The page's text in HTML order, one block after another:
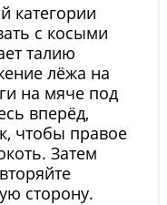
категории
с косыми
талию
лёжа на
на мяче под
вперёд,
чтобы правое
Затем
сторону.